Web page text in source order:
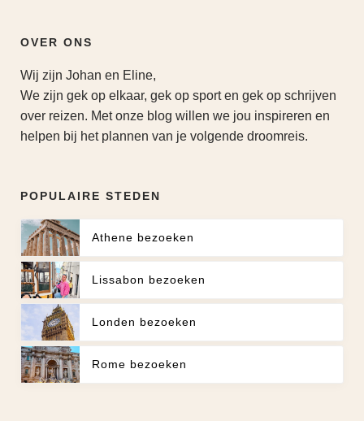
OVER ONS
Wij zijn Johan en Eline,
We zijn gek op elkaar, gek op sport en gek op schrijven
over reizen. Met onze blog willen we jou inspireren en
helpen bij het plannen van je volgende droomreis.
POPULAIRE STEDEN
Athene bezoeken
Lissabon bezoeken
Londen bezoeken
Rome bezoeken